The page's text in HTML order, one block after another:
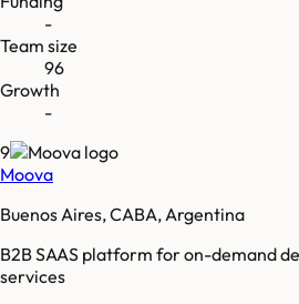
-
Team size
96
Growth
-
9
Moova
Buenos Aires, CABA, Argentina
B2B SAAS platform for on-demand
services